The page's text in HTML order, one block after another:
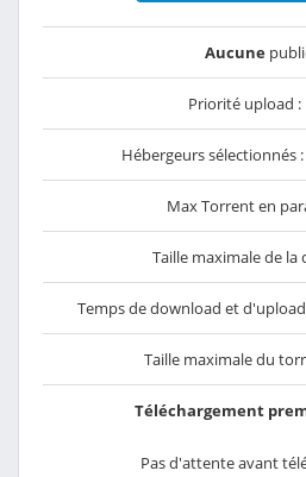
Aucune
Priorité upload :
Hébergeurs sélectionnés :
Max Torrent en
Taille maximale de la
Temps de download et
Taille maximale du
Téléchargement
Pas d'attente avant